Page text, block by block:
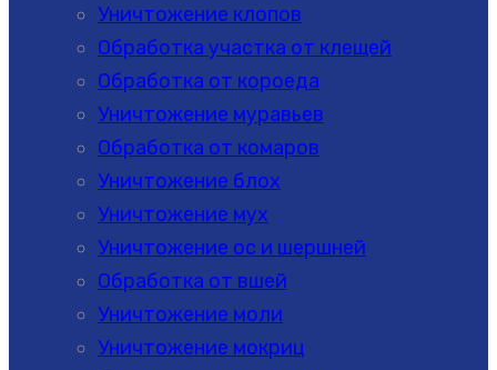
Уничтожение клопов
Обработка участка от клещей
Обработка от короеда
Уничтожение муравьев
Обработка от комаров
Уничтожение блох
Уничтожение мух
Уничтожение ос и шершней
Обработка от вшей
Уничтожение моли
Уничтожение мокриц